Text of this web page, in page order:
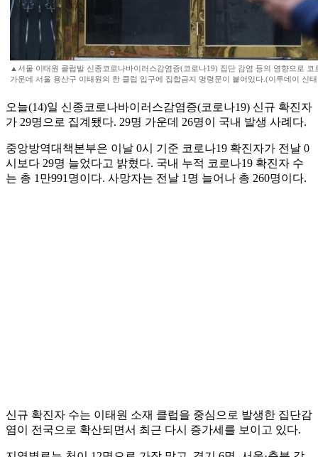
▲서울 이태원 클럽발 신종코로나바이러스감염증(코로나19) 집단 감염 등의 영향으로 코
가운데 서울 용산구 이태원의 한 클럽 입구에 집합금지 명령문이 붙어있다.(이투데이 신
오늘(14)일 신종코로나바이러스감염증(코로나19) 신규 확진자
가 29명으로 집계됐다. 29명 가운데 26명이 국내 발생 사례다.
중앙방역대책본부은 이날 0시 기준 코로나19 확진자가 전날 0
시보다 29명 늘었다고 밝혔다. 국내 누적 코로나19 확진자 수
는 총 1만991명이다. 사망자는 전날 1명 늘어나 총 260명이다.
신규 확진자 수는 이태원 소재 클럽을 중심으로 발생한 집단감
염이 전국으로 확산되면서 최근 다시 증가세를 보이고 있다.